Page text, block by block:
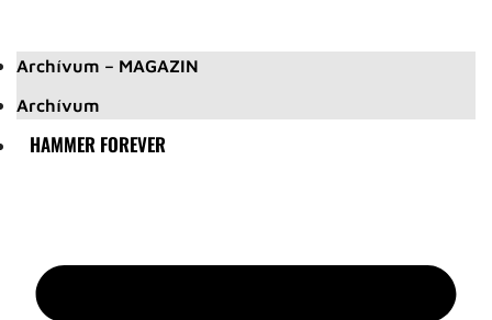
Archívum – MAGAZIN
Archívum
HAMMER FOREVER